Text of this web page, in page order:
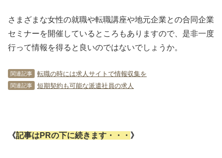
さまざまな女性の就職や転職講座や地元企業との合同企業
セミナーを開催しているところもありますので、是非一度
行って情報を得ると良いのではないでしょうか。
関連記事 転職の時には求人サイトで情報収集を
関連記事 短期契約も可能な派遣社員の求人
《記事はPRの下に続きます・・・ 》